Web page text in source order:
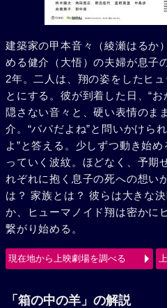
建築家の甲本音々（綾瀬はるか
める健介（大悟）の夫婦が息子
2年。二人は、翔の姿をしたヒ
とにする。彼が到着した日、“
隠さない音々と、硬い表情のま
介。“パパだよね”と問いかけら
よ”と答える。少しずつ動き始
っていく波紋。ほどなく、予期
れぞれに抱く息子の死への想い
は？ 家族とは？ 彼らは大きな
か、ヒューマノイド翔は密かに
繋がり始める。
現在地から上映劇場を調べる
「箱の中の羊」の解説